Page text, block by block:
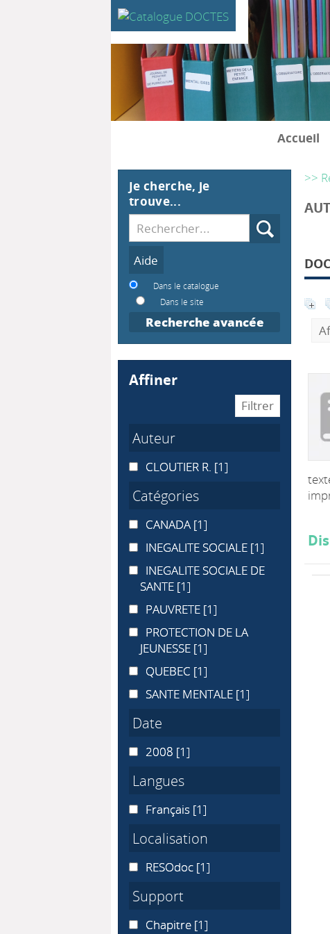
Accueil
>>
Je cherche, je
trouve...
Recherche
Dans le catalogue
Dans le site
Recherche avancée
affiner
Auteur
CLOUTIER R.
CLOUTIER R. [1]
Catégories
CANADA
CANADA [1]
INEGALITE SOCIALE
INEGALITE SOCIALE [1]
INEGALITE SOCIALE DE SANTE
INEGALITE SOCIALE DE
SANTE [1]
PAUVRETE
PAUVRETE [1]
PROTECTION DE LA JEUNESSE
PROTECTION DE LA
JEUNESSE [1]
QUEBEC
QUEBEC [1]
SANTE MENTALE
SANTE MENTALE [1]
Date
20082008 [1]
Langues
Français
Français [1]
Localisation
RESOdoc
RESOdoc [1]
Support
Chapitre
Chapitre [1]